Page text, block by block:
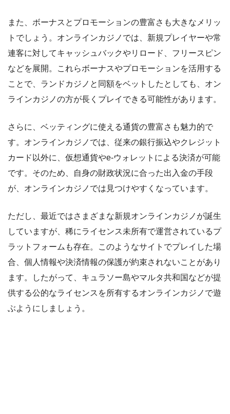
また、ボーナスとプロモーションの豊富さも大きなメリッ
トでしょう。オンラインカジノでは、新規プレイヤーや常
連客に対してキャッシュバックやリロード、フリースピン
などを展開。これらボーナスやプロモーションを活用する
ことで、ランドカジノと同額をベットしたとしても、オン
ラインカジノの方が長くプレイできる可能性があります。
さらに、ベッティングに使える通貨の豊富さも魅力的で
す。オンラインカジノでは、従来の銀行振込やクレジット
カード以外に、仮想通貨やe-ウォレットによる決済が可能
です。そのため、自身の財政状況に合った出入金の手段
が、オンラインカジノでは見つけやすくなっています。
ただし、最近ではさまざまな新規オンラインカジノが誕生
していますが、稀にライセンス未所有で運営されているプ
ラットフォームも存在。このようなサイトでプレイした場
合、個人情報や決済情報の保護が約束されないことがあり
ます。したがって、キュラソー島やマルタ共和国などが提
供する公的なライセンスを所有するオンラインカジノで遊
ぶようにしましょう。